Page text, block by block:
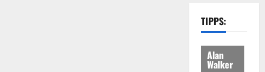
TIPPS:
Alan
Walker